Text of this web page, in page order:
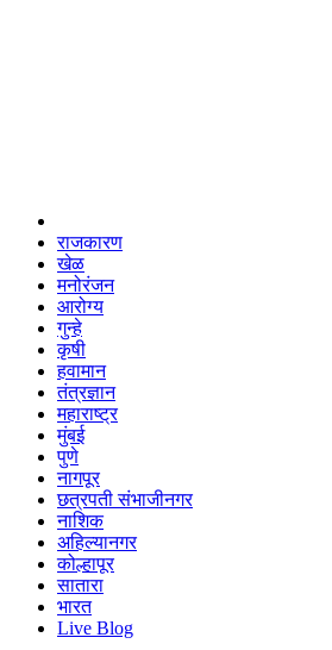
राजकारण
खेळ
मनोरंजन
आरोग्य
गुन्हे
कृषी
हवामान
तंत्रज्ञान
महाराष्ट्र
मुंबई
पुणे
नागपूर
छत्रपती संभाजीनगर
नाशिक
अहिल्यानगर
कोल्हापूर
सातारा
भारत
Live Blog